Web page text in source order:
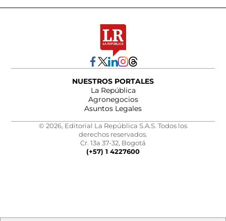
NUESTROS PORTALES
La República
Agronegocios
Asuntos Legales
© 2026, Editorial La República S.A.S. Todos los
derechos reservados.
Cr. 13a 37-32, Bogotá
(+57) 1 4227600